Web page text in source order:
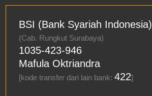
BSI (Bank Syariah Indonesia)
(Cab. Rungkut Surabaya)
1035-423-946
Mafula Oktriandra
[kode transfer dari lain bank:422]